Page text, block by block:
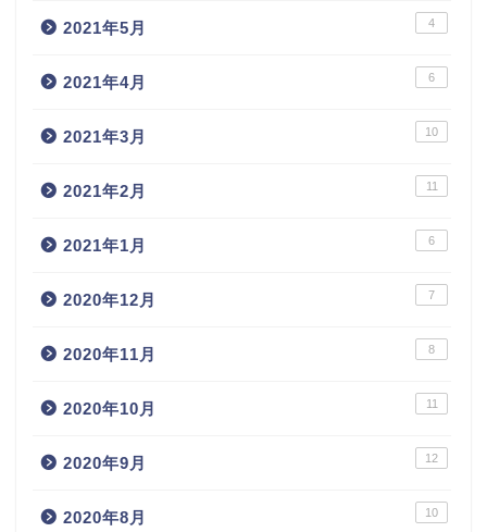
2021年5月 4
2021年4月 6
2021年3月 10
2021年2月 11
2021年1月 6
2020年12月 7
2020年11月 8
2020年10月 11
2020年9月 12
2020年8月 10